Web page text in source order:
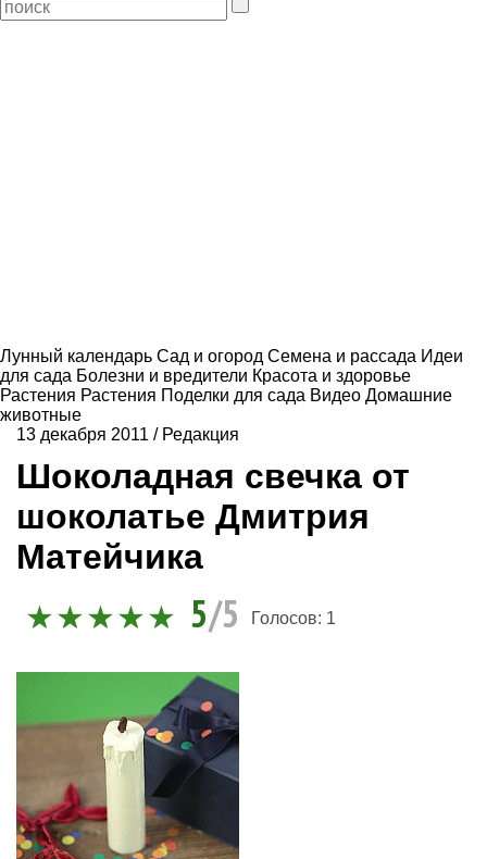
Лунный календарь Сад и огород Семена и рассада Идеи
для сада Болезни и вредители Красота и здоровье
Растения Растения Поделки для сада Видео Домашние
животные
13 декабря 2011 / Редакция
Шоколадная свечка от
шоколатье Дмитрия
Матейчика
5/5 Голосов: 1